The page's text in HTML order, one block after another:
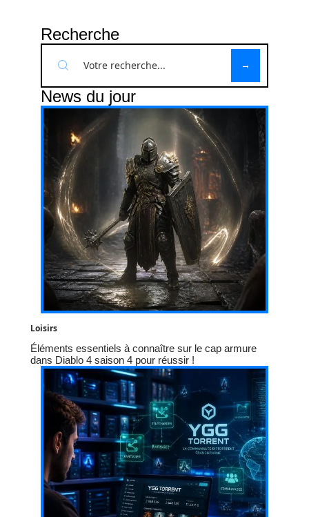
Recherche
News du jour
Loisirs
Éléments essentiels à connaître sur le cap armure
dans Diablo 4 saison 4 pour réussir !